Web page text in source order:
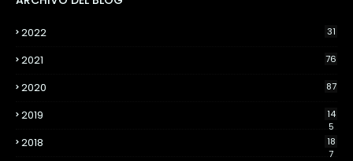
2022 31
2021 76
2020 87
2019
14
5
2018
18
7